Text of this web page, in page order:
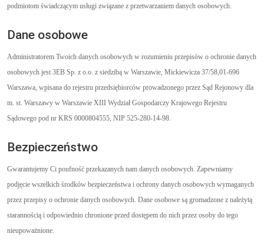
podmiotom świadczącym usługi związane z przetwarzaniem danych osobowych.
Dane osobowe
Administratorem Twoich danych osobowych w rozumieniu przepisów o ochronie danych
osobowych jest 3EB Sp. z o.o. z siedzibą w Warszawie, Mickiewicza 37/58,01-696
Warszawa, wpisana do rejestru przedsiębiorców prowadzonego przez Sąd Rejonowy dla
m. st. Warszawy w Warszawie XIII Wydział Gospodarczy Krajowego Rejestru
Sądowego pod nr KRS 0000804555, NIP 525-280-14-98.
Bezpieczeństwo
Gwarantujemy Ci poufność przekazanych nam danych osobowych. Zapewniamy
podjęcie wszelkich środków bezpieczeństwa i ochrony danych osobowych wymaganych
przez przepisy o ochronie danych osobowych. Dane osobowe są gromadzone z należytą
starannością i odpowiednio chronione przed dostępem do nich przez osoby do tego
nieupoważnione.